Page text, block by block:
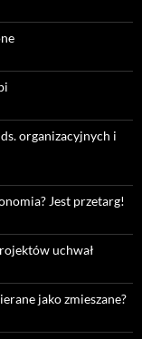
organizacyjnych i
Jest przetarg!
uchwał
jako zmieszane?